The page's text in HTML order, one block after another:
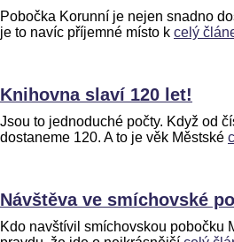
Pobočka Korunní je nejen snadno
je to navíc příjemné místo k celý
Knihovna slaví 120 let!
Jsou to jednoduché počty. Když od
dostaneme 120. A to je věk Městské
Návštěva ve smíchovské
Kdo navštívil smíchovskou pobočku